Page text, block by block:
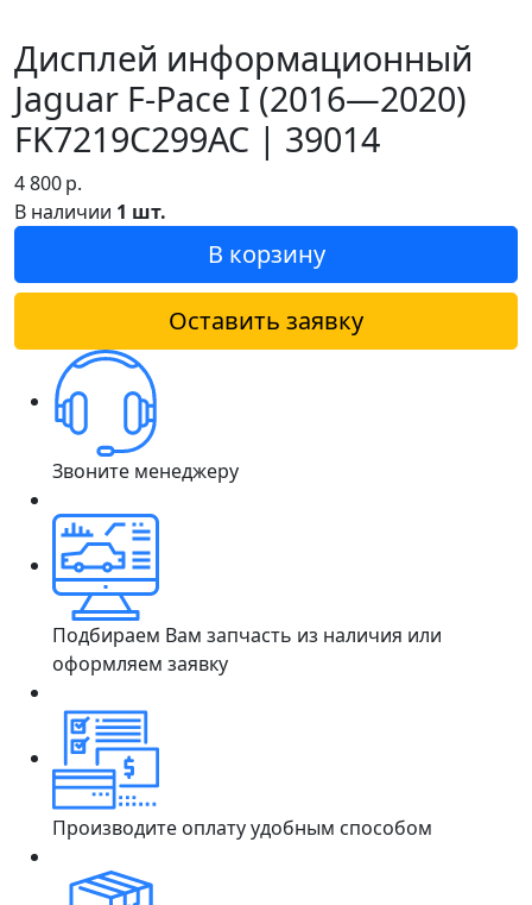
Дисплей информационный
Jaguar F-Pace I (2016—2020)
FK7219C299AC | 39014
4 800р.
В наличии 1 шт.
В корзину
Оставить заявку
Звоните менеджеру
Подбираем Вам запчасть из наличия или
оформляем заявку
Производите оплату удобным способом